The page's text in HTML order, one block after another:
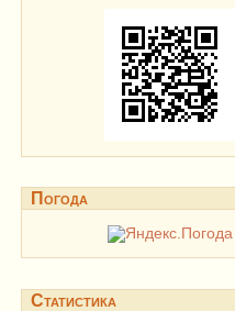
Погода
Статистика